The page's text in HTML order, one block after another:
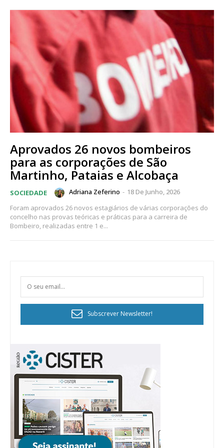
Planos de Assinatura
Aprovados 26 novos bombeiros
para as corporações de São
Martinho, Pataias e Alcobaça
SOCIEDADE Adriana Zeferino - 18 De Junho, 2026
Foram aprovados 26 novos estagiários de várias corporações do
concelho nas provas teóricas e práticas para a carreira de
Bombeiro, realizadas entre 1 e...
Subscrever Newsletter!